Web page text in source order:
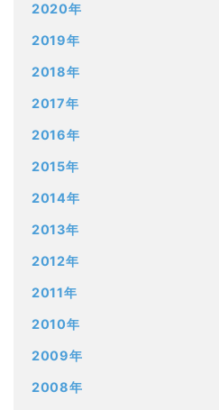
2020年
2019年
2018年
2017年
2016年
2015年
2014年
2013年
2012年
2011年
2010年
2009年
2008年